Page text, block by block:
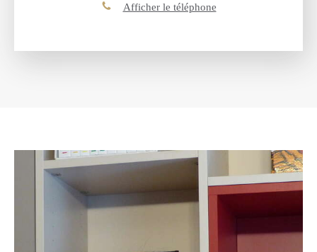
Afficher le téléphone